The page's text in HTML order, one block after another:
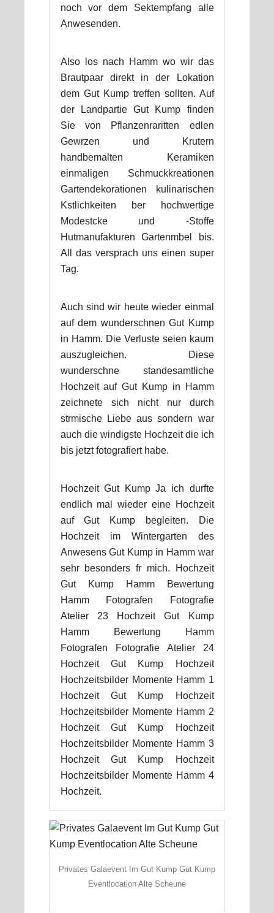
noch vor dem Sektempfang alle
Anwesenden.
Also los nach Hamm wo wir das
Brautpaar direkt in der Lokation
dem Gut Kump treffen sollten. Auf
der Landpartie Gut Kump finden
Sie von Pflanzenraritten edlen
Gewrzen und Krutern
handbemalten Keramiken
einmaligen Schmuckkreationen
Gartendekorationen kulinarischen
Kstlichkeiten ber hochwertige
Modestcke und -Stoffe
Hutmanufakturen Gartenmbel bis.
All das versprach uns einen super
Tag.
Auch sind wir heute wieder einmal
auf dem wunderschnen Gut Kump
in Hamm. Die Verluste seien kaum
auszugleichen. Diese
wunderschne standesamtliche
Hochzeit auf Gut Kump in Hamm
zeichnete sich nicht nur durch
strmische Liebe aus sondern war
auch die windigste Hochzeit die ich
bis jetzt fotografiert habe.
Hochzeit Gut Kump Ja ich durfte
endlich mal wieder eine Hochzeit
auf Gut Kump begleiten. Die
Hochzeit im Wintergarten des
Anwesens Gut Kump in Hamm war
sehr besonders fr mich. Hochzeit
Gut Kump Hamm Bewertung
Hamm Fotografen Fotografie
Atelier 23 Hochzeit Gut Kump
Hamm Bewertung Hamm
Fotografen Fotografie Atelier 24
Hochzeit Gut Kump Hochzeit
Hochzeitsbilder Momente Hamm 1
Hochzeit Gut Kump Hochzeit
Hochzeitsbilder Momente Hamm 2
Hochzeit Gut Kump Hochzeit
Hochzeitsbilder Momente Hamm 3
Hochzeit Gut Kump Hochzeit
Hochzeitsbilder Momente Hamm 4
Hochzeit.
Privates Galaevent Im Gut Kump Gut Kump
Eventlocation Alte Scheune